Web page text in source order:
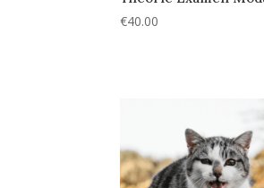
€40.00